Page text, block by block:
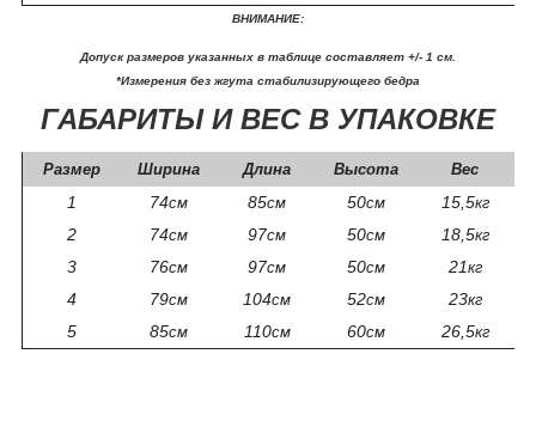
ВНИМАНИЕ:
Допуск размеров указанных в таблице составляет +/- 1 см.
*Измерения без жгута стабилизирующего бедра
ГАБАРИТЫ И ВЕС В УПАКОВКЕ
Размер Ширина Длина Высота Вес
1 74см 85см 50см 15,5кг
2 74см 97см 50см 18,5кг
3 76см 97см 50см 21кг
4 79см 104см 52см 23кг
5 85см 110см 60см 26,5кг